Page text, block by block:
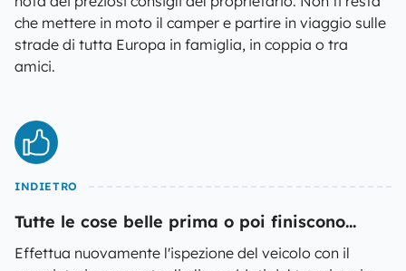
che mettere in moto il camper e partire in viaggio sulle
strade di tutta Europa in famiglia, in coppia o tra
amici.
INDIETRO
Tutte le cose belle prima o poi finiscono...
Effettua nuovamente l'ispezione del veicolo con il